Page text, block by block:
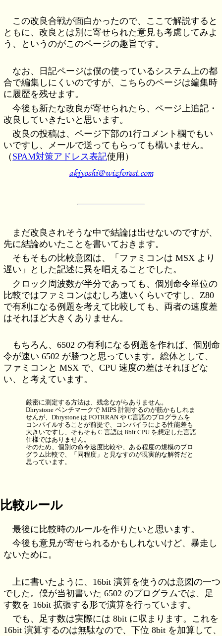
この改良合戦が面白かったので、ここで解説すると
ともに、改良とは別に寄せられた意見も考慮してみよ
う、というのがこのページの趣旨です。
なお、日記ページは僕の使っているシステム上の都
合で編集しにくいのですが、こちらのページは編集時
に履歴を残せます。
今後も新たな改良が寄せられたら、ページ上追記・
改良していきたいと思います。
改良の投稿は、ページ下部の1行コメント欄でもい
いですし、メールで送ってもらっても構いません。
（ SPAM対策アドレス表記使用）
まだ改良されそうな中で結論は出せないのですが、
先に結論めいたことを書いておきます。
そもそもの比較意図は、「ファミコンは MSX より
遅い」とした記述に異を唱えることでした。
クロック周波数が半分であっても、個別命令単位の
比較ではファミコンはむしろ速いくらいですし、Z80
で有利になる例題を考えて比較しても、両者の速度差
はそれほど大きくありません。
もちろん、6502 の有利になる例題を作れば、個別命
令が速い 6502 が勝つと思っています。総体として、
ファミコンと MSX で、CPU 速度の差はそれほどな
い、と考えています。
厳密に測定する方法は、残念ながらありません。
Dhrystone ベンチマークで MIPS 計測するのが筋かもしれま
せんが、Dhrystone は FOTRRAN や C言語のプログラムを
コンパイルすることが前提で、コンパイラによる性能差も
大きいですし、そもそも C 言語は 8bit CPU を想定した言語
仕様ではありません。
そのため、個別の命令速度比較や、ある程度の規模のプロ
グラム比較で、「同程度」と見なすのが現実的な解答だと
思っています。
比較ルール
最後に比較時のルールを作りたいと思います。
今後も意見が寄せられるかもしれないけど、暴走し
ないために。
上に書いたように、16bit 演算を使うのは意図の一つ
でした。僕が当初書いた 6502 のプログラムでは、足
す数を 16bit 拡張する形で演算を行っています。
でも、足す数は実際には 8bit に収まります。これを
16bit 演算するのは無駄なので、下位 8bit を加算して、